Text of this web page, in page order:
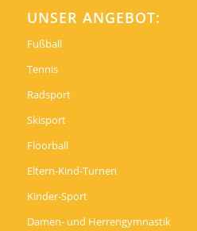
UNSER ANGEBOT:
Fußball
Tennis
Radsport
Skisport
Floorball
Eltern-Kind-Turnen
Kinder-Sport
Damen- und Herrengymnastik